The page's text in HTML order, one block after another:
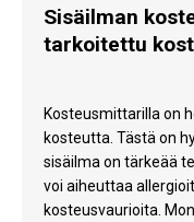
Sisäilman
tarkoitettu
Kosteusmittarilla on
kosteutta. Tästä on
sisäilma on tärkeää
voi aiheuttaa
kosteusvaurioita.